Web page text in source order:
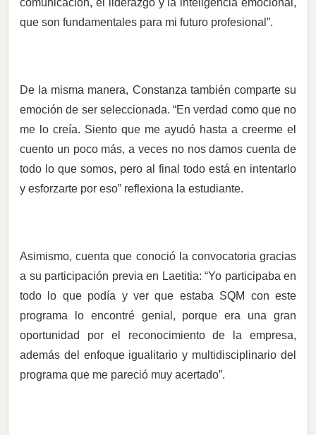
que son fundamentales para mi futuro profesional”.
De la misma manera, Constanza también comparte su
emoción de ser seleccionada. “En verdad como que no
me lo creía. Siento que me ayudó hasta a creerme el
cuento un poco más, a veces no nos damos cuenta de
todo lo que somos, pero al final todo está en intentarlo
y esforzarte por eso” reflexiona la estudiante.
Asimismo, cuenta que conoció la convocatoria gracias
a su participación previa en Laetitia: “Yo participaba en
todo lo que podía y ver que estaba SQM con este
programa lo encontré genial, porque era una gran
oportunidad por el reconocimiento de la empresa,
además del enfoque igualitario y multidisciplinario del
programa que me pareció muy acertado”.